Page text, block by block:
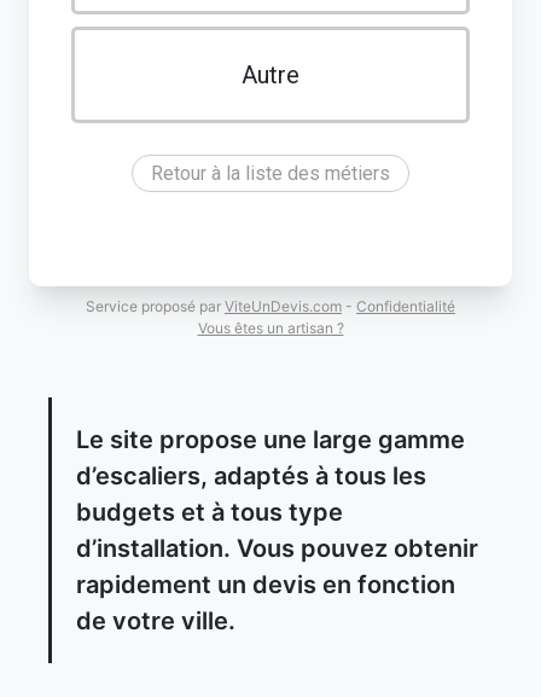
Autre
Retour à la liste des métiers
Service proposé par ViteUnDevis.com - Confidentialité
Vous êtes un artisan ?
Le site propose une large gamme
d’escaliers, adaptés à tous les
budgets et à tous type
d’installation. Vous pouvez obtenir
rapidement un devis en fonction
de votre ville.